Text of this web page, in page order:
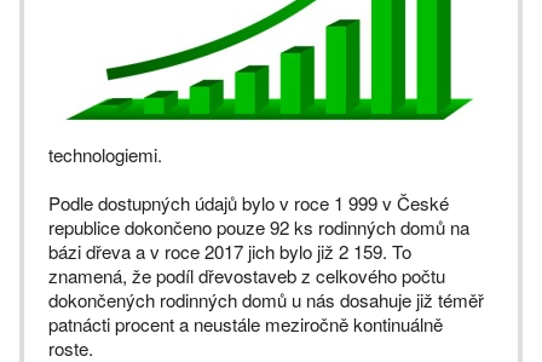
technologiemi.
Podle dostupných údajů bylo v roce 1 999 v České
republice dokončeno pouze 92 ks rodinných domů na
bázi dřeva a v roce 2017 jich bylo již 2 159. To
znamená, že podíl dřevostaveb z celkového počtu
dokončených rodinných domů u nás dosahuje již téměř
patnácti procent a neustále meziročně kontinuálně
roste.